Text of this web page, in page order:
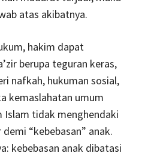
atas akibatnya.
hakim dapat
berupa teguran keras,
nafkah, hukuman sosial,
kemaslahatan umum
Islam tidak menghendaki
“kebebasan” anak.
kebebasan anak dibatasi